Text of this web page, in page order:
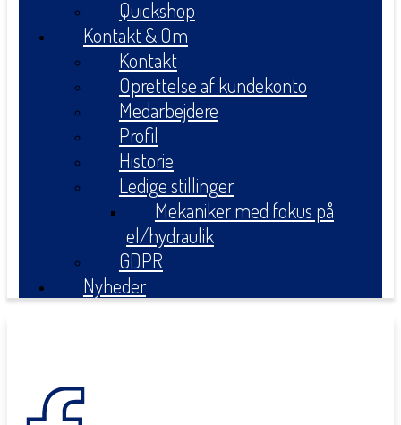
Quickshop
Kontakt & Om
Kontakt
Oprettelse af kundekonto
Medarbejdere
Profil
Historie
Ledige stillinger
Mekaniker med fokus på
el/hydraulik
GDPR
Nyheder